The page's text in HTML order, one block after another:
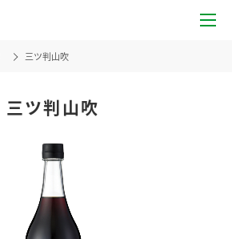
三ツ判山吹
三ツ判山吹